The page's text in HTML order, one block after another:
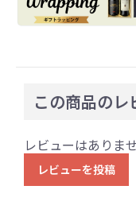
この商品のレ
レビューはありませ
レビューを投稿